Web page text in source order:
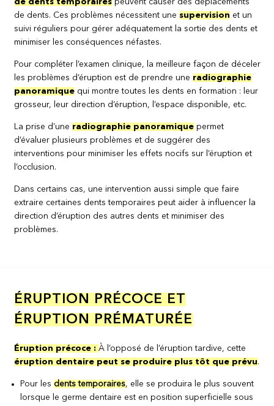
de dents temporaires peuvent causer des déplacements
de dents. Ces problèmes nécessitent unesupervision et un
suivi réguliers pour gérer adéquatement la sortie des dents et
minimiser les conséquences néfastes.
Pour compléter l’examen clinique, la meilleure façon de déceler
les problèmes d’éruption est de prendre une radiographie
panoramique qui montre toutes les dents en formation : leur
grosseur, leur direction d’éruption, l’espace disponible, etc.
La prise d’une radiographie panoramique permet
d’évaluer plusieurs problèmes et de suggérer des
interventions pour minimiser les effets nocifs sur l’éruption et
l’occlusion.
Dans certains cas, une intervention aussi simple que faire
extraire certaines dents temporaires peut aider à influencer la
direction d’éruption des autres dents et minimiser des
problèmes.
ÉRUPTION PRÉCOCE ET
ÉRUPTION PRÉMATURÉE
Éruption précoce :À l’opposé de l’éruption tardive, cette
éruption dentaire peut se produire plus tôt que prévu.
Pour les dents temporaires, elle se produira le plus souvent
lorsque le germe dentaire est en position superficielle sous